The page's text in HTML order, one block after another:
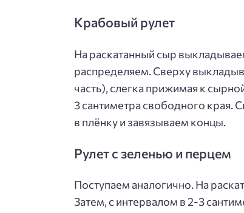
Крабовый рулет
На раскатанный сыр
распределяем. Сверху
часть), слегка прижимая к
3 сантиметра свободного края.
в плёнку и завязываем концы.
Рулет с зеленью и перцем
Поступаем аналогично. На
Затем, с интервалом в 2-3